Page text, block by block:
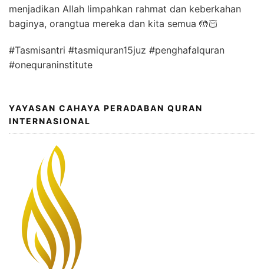
menjadikan Allah limpahkan rahmat dan keberkahan
baginya, orangtua mereka dan kita semua 🤲🏻
#Tasmisantri #tasmiquran15juz #penghafalquran
#onequraninstitute
YAYASAN CAHAYA PERADABAN QURAN
INTERNASIONAL